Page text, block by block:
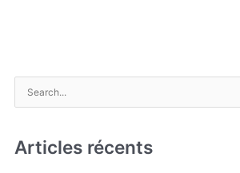
h
Articles récents